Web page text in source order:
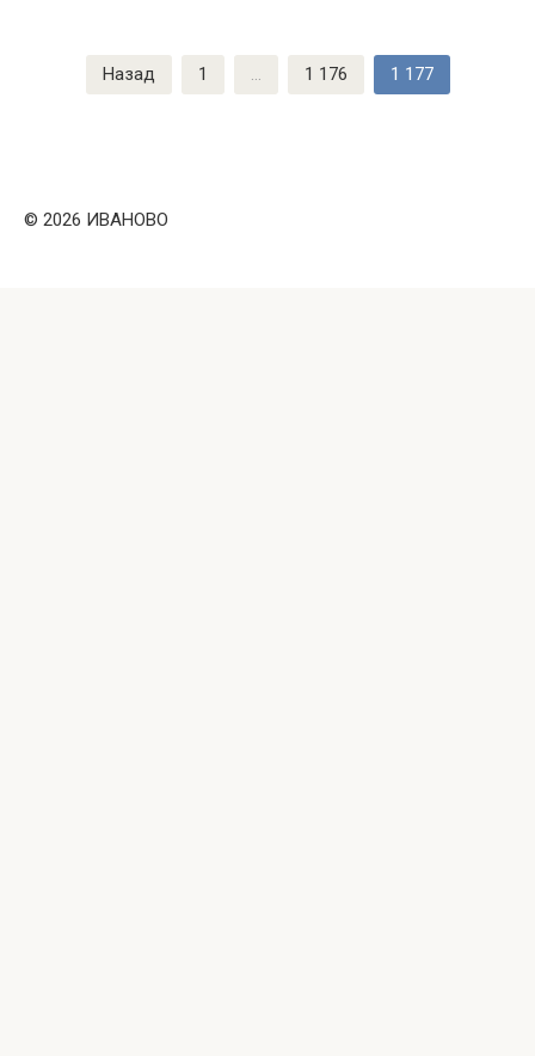
НавигацияНазад 1 … 1 176 1 177
© 2026 ИВАНОВО